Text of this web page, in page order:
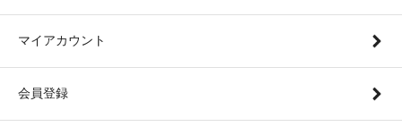
マイアカウント
会員登録